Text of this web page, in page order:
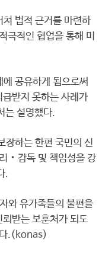
법적 근거를 마련하
극적인 협업을 통해 미
공유하게 됨으로써
받지 못하는 사례가
는 설명했다.
장하는 한편 국민의 신
‧감독 및 책임성을 강
.
와 유가족들의 불편을
받는 보훈처가 되도
다.(konas)